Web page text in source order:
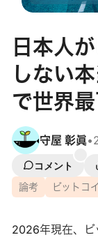
日本人
しない
で世界
守屋 彰眞•
コメント
論考
ビットコ
2026年現在、ビ